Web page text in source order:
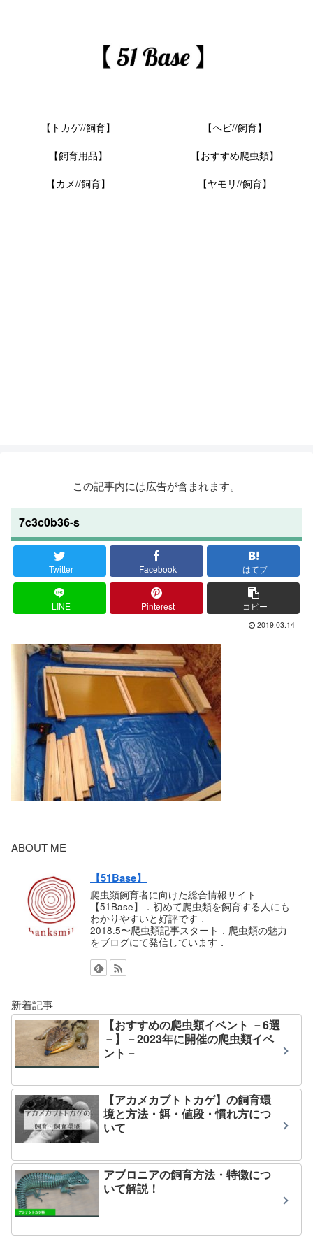
【トカゲ//飼育】
【ヘビ//飼育】
【飼育用品】
【おすすめ爬虫類】
【カメ//飼育】
【ヤモリ//飼育】
この記事内には広告が含まれます。
7c3c0b36-s
Twitter Facebook はてブ
LINE Pinterest コピー
2019.03.14
ABOUT ME
【51Base】
爬虫類飼育者に向けた総合情報サイト
【51Base】．初めて爬虫類を飼育する人にも
わかりやすいと好評です．
2018.5〜爬虫類記事スタート．爬虫類の魅力
をブログにて発信しています．
新着記事
【おすすめの爬虫類イベント －6選
－】－2023年に開催の爬虫類イベ
ント－
【アカメカブトトカゲ】の飼育環
境と方法・餌・値段・慣れ方につ
いて
アブロニアの飼育方法・特徴につ
いて解説！